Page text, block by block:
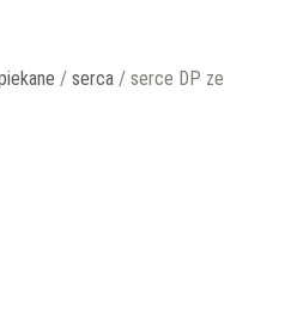
/serca / serce DP ze